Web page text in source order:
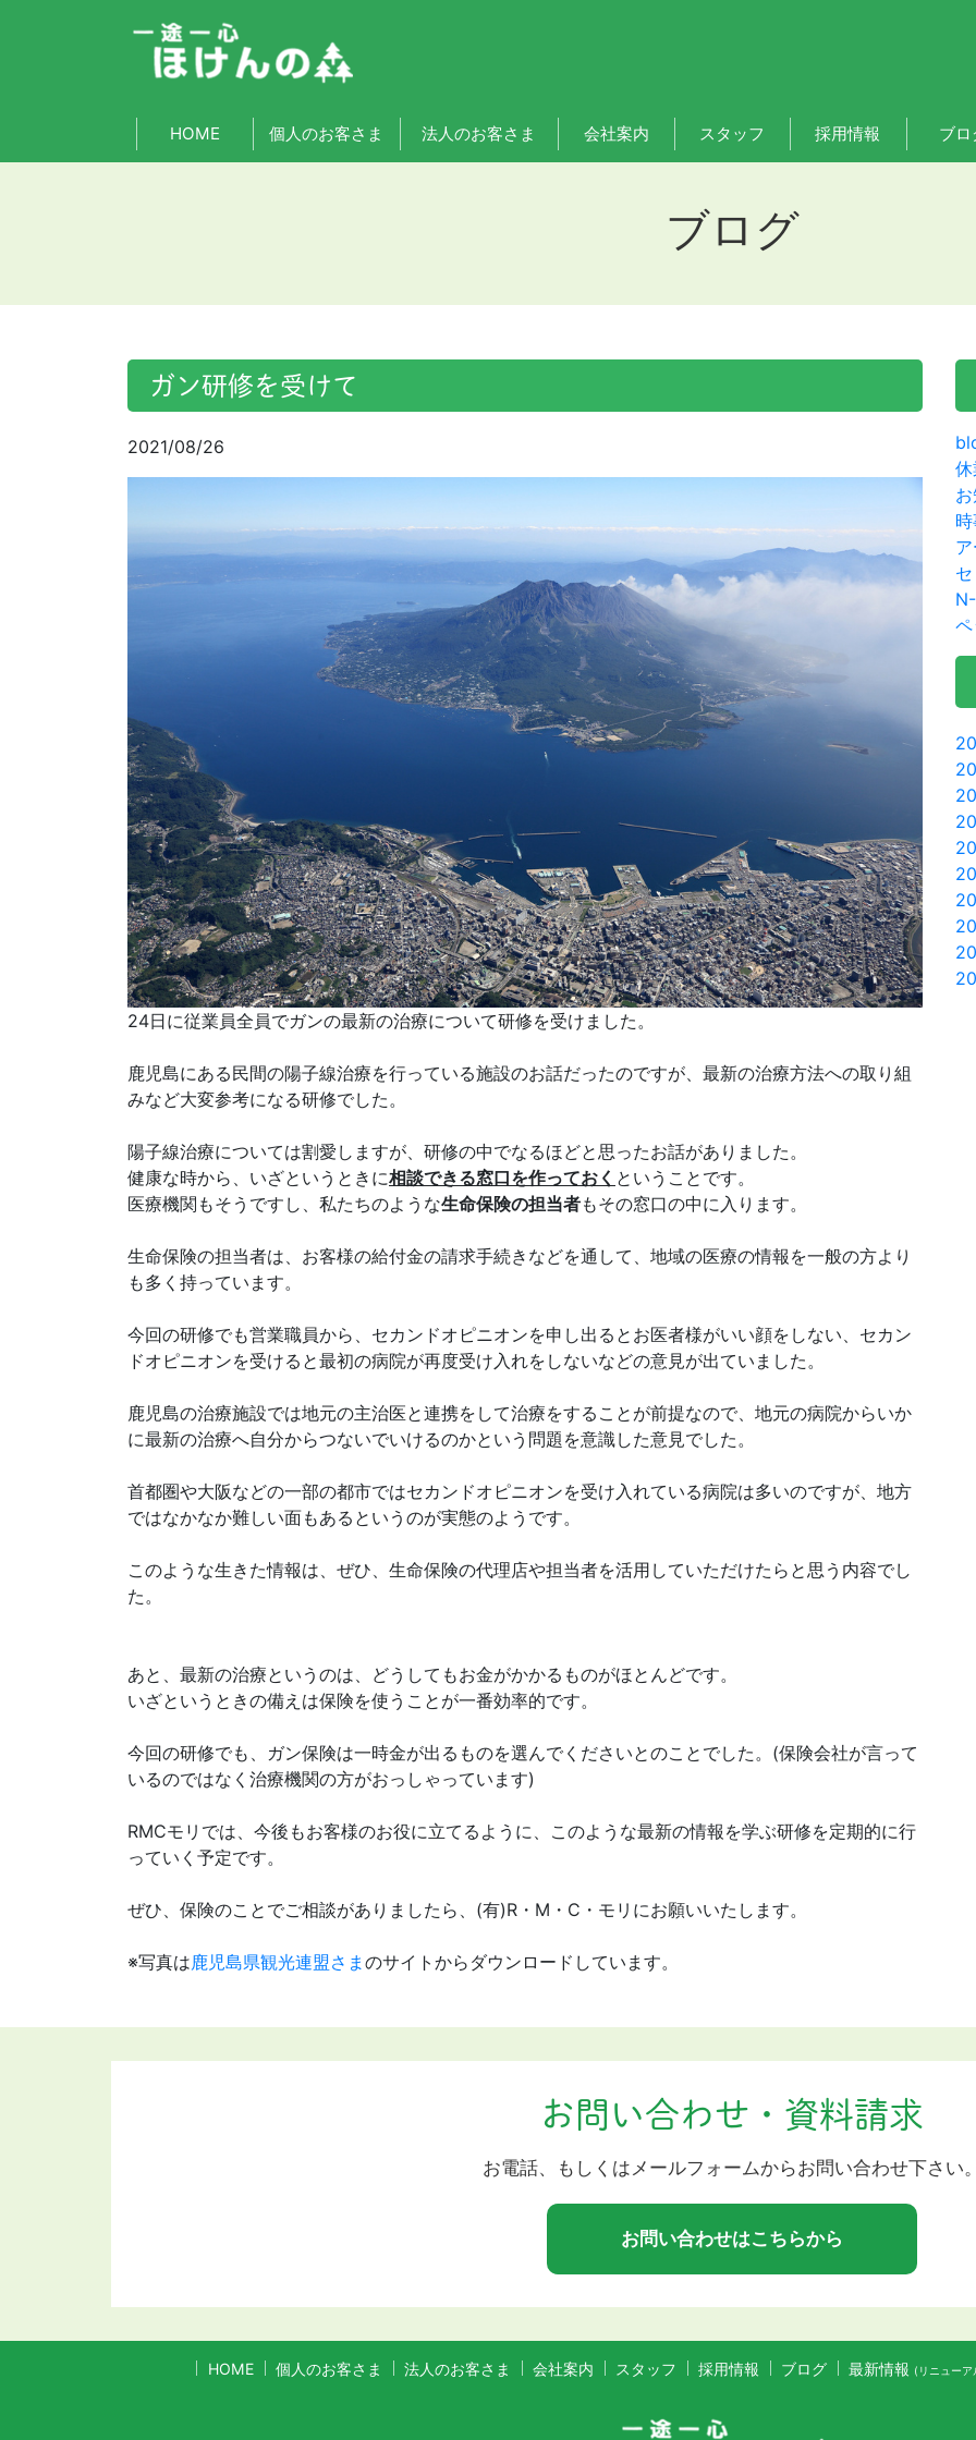
HOME 個人のお客さま 法人のお客さま 会社案内 スタッフ 採用情報 ブロ
ブログ
ガン研修を受けて
2021/08/26
24日に従業員全員でガンの最新の治療について研修を受けました。
鹿児島にある民間の陽子線治療を行っている施設のお話だったのですが、最新の治療方法への取り組
みなど大変参考になる研修でした。
陽子線治療については割愛しますが、研修の中でなるほどと思ったお話がありました。
健康な時から、いざというときに相談できる窓口を作っておく ということです。
医療機関もそうですし、私たちのような生命保険の担当者もその窓口の中に入ります。
生命保険の担当者は、お客様の給付金の請求手続きなどを通して、地域の医療の情報を一般の方より
も多く持っています。
今回の研修でも営業職員から、セカンドオピニオンを申し出るとお医者様がいい顔をしない、セカン
ドオピニオンを受けると最初の病院が再度受け入れをしないなどの意見が出ていました。
鹿児島の治療施設では地元の主治医と連携をして治療をすることが前提なので、地元の病院からいか
に最新の治療へ自分からつないでいけるのかという問題を意識した意見でした。
首都圏や大阪などの一部の都市ではセカンドオピニオンを受け入れている病院は多いのですが、地方
ではなかなか難しい面もあるというのが実態のようです。
このような生きた情報は、ぜひ、生命保険の代理店や担当者を活用していただけたらと思う内容でし
た。
あと、最新の治療というのは、どうしてもお金がかかるものがほとんどです。
いざというときの備えは保険を使うことが一番効率的です。
今回の研修でも、ガン保険は一時金が出るものを選んでくださいとのことでした。(保険会社が言って
いるのではなく治療機関の方がおっしゃっています)
RMCモリでは、今後もお客様のお役に立てるように、このような最新の情報を学ぶ研修を定期的に行
っていく予定です。
ぜひ、保険のことでご相談がありましたら、(有)R・M・C・モリにお願いいたします。
※写真は鹿児島県観光連盟さま のサイトからダウンロードしています。
お問い合わせ・資料請求
お電話、もしくはメールフォームからお問い合わせ下さい。
お問い合わせはこちらから
HOME 個人のお客さま 法人のお客さま 会社案内 スタッフ 採用情報 ブログ 最新情報​​​​​​​ (リニューア